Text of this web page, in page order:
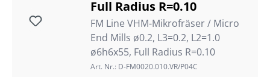
Full Radius R=0.10
FM Line VHM-Mikrofräser / Micro
End Mills ø0.2, L3=0.2, L2=1.0
ø6h6x55, Full Radius R=0.10
Art. Nr.: D-FM0020.010.VR/P04C